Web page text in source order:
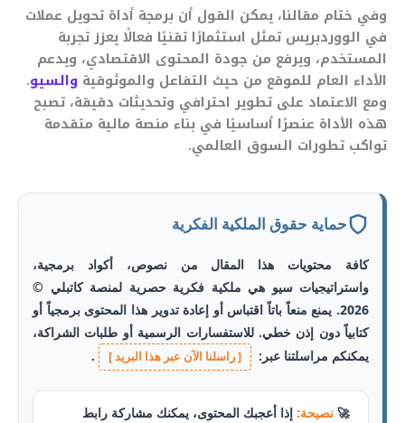
وفي ختام مقالنا، يمكن القول أن برمجة أداة تحويل عملات
في الووردبريس تمثل استثمارًا تقنيًا فعالًا يعزز تجربة
المستخدم، ويرفع من جودة المحتوى الاقتصادي، ويدعم
الأداء العام للموقع من حيث التفاعل والموثوقية والسيو.
ومع الاعتماد على تطوير احترافي وتحديثات دقيقة، تصبح
هذه الأداة عنصرًا أساسيًا في بناء منصة مالية متقدمة
تواكب تطورات السوق العالمي.
حماية حقوق الملكية الفكرية
كافة محتويات هذا المقال من نصوص، أكواد برمجية،
واستراتيجيات سيو هي ملكية فكرية حصرية لمنصةكاتبلي ©
2026. يمنع منعاً باتاً اقتباس أو إعادة تدوير هذا المحتوى برمجياً أو
كتابياً دون إذن خطي. للاستفسارات الرسمية أو طلبات الشراكة،
يمكنكم مراسلتنا عبر:
[ راسلنا الآن عبر هذا البريد ] .
🚀 نصيحة: إذا أعجبك المحتوى، يمكنك مشاركة رابط